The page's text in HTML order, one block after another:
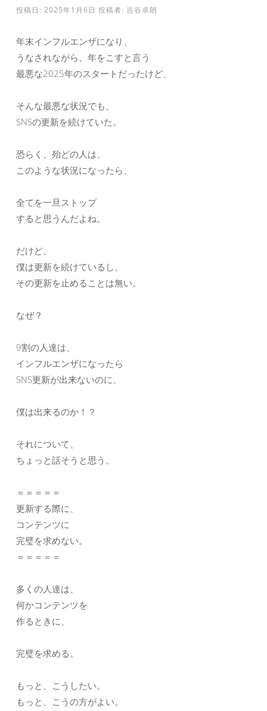
投稿日: 2025年1月6日 投稿者: 吉谷卓朗
年末インフルエンザになり、
うなされながら、年をこすと言う
最悪な2025年のスタートだったけど、
そんな最悪な状況でも、
SNSの更新を続けていた。
恐らく、殆どの人は、
このような状況になったら、
全てを一旦ストップ
すると思うんだよね。
だけど、
僕は更新を続けているし、
その更新を止めることは無い。
なぜ？
9割の人達は、
インフルエンザになったら
SNS更新が出来ないのに、
僕は出来るのか！？
それについて、
ちょっと話そうと思う。
＝＝＝＝＝
更新する際に、
コンテンツに
完璧を求めない。
＝＝＝＝＝
多くの人達は、
何かコンテンツを
作るときに、
完璧を求める。
もっと、こうしたい。
もっと、こうの方がよい。